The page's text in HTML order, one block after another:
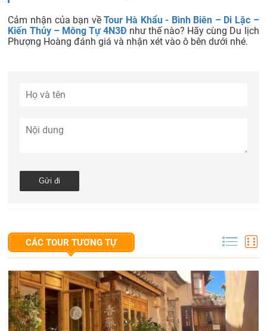
Cảm nhận của bạn vềTour Hà Khẩu - Bình Biên – Di Lặc –
Kiến Thủy – Mông Tự 4N3Đ như thế nào? Hãy cùng Du lịch
Phượng Hoàng đánh giá và nhận xét vào ô bên dưới nhé.
CÁC TOUR TƯƠNG TỰ